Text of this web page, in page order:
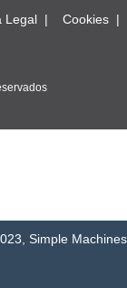
Legal Cookies
Simple Machines